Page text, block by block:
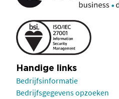
Handige links
Bedrijfsinformatie
Bedrijfsgegevens opzoeken